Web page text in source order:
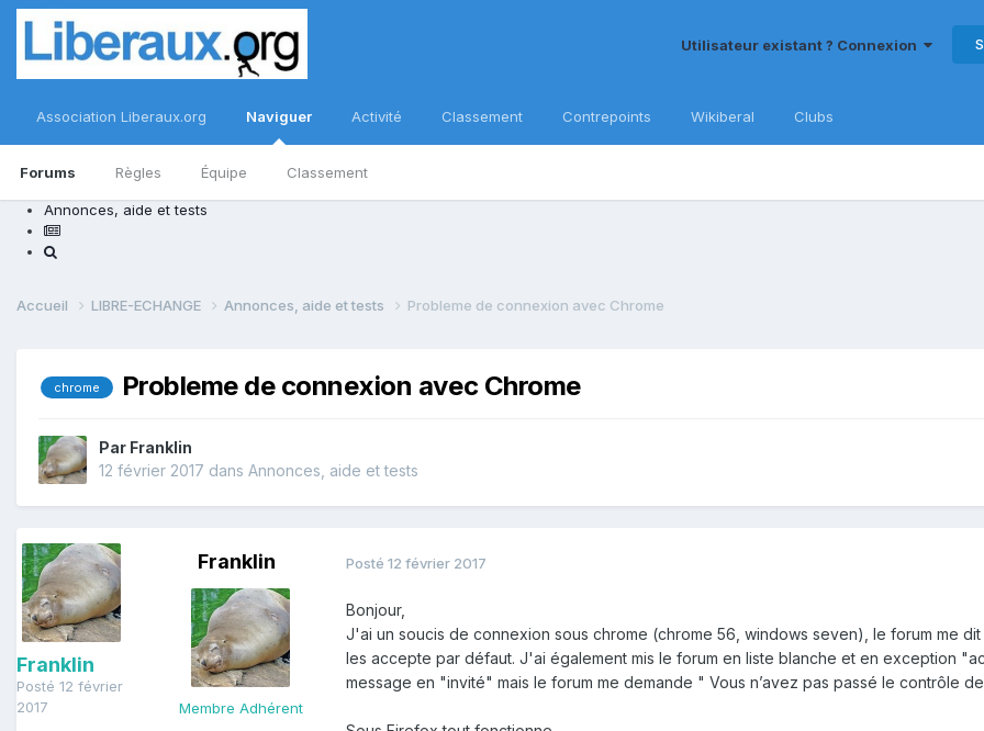
Utilisateur existant ? Connexion
Association Liberaux.org Naviguer
Forums Règles Équipe Classement
Activité Classement Contrepoints Wikiberal Clubs
Annonces, aide et tests
Accueil LIBRE-ECHANGE Annonces, aide et tests Probleme de connexion avec Chrome
chrome Probleme de connexion avec Chrome
Par Franklin
12 février 2017 dans Annonces, aide et tests
Franklin
Posté 12 février
2017
Franklin
Membre Adhérent
Posté12 février 2017
Bonjour,
J'ai un soucis de connexion sous chrome (chrome 56, windows seven), le forum me
les accepte par défaut. J'ai également mis le forum en liste blanche et en exception
message en "invité" mais le forum me demande " Vous n’avez pas passé le contrôle